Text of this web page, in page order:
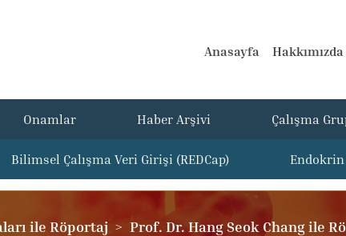
Anasayfa Hakkımızda
Onamlar Haber Arşivi Çalışma
Bilimsel Çalışma Veri Girişi (REDCap)
ile Röportaj Prof. Dr. Hang Seok Chang ile